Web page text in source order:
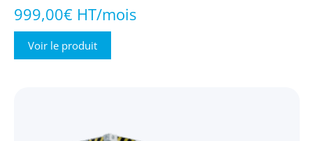
999,00€ HT/mois
Voir le produit